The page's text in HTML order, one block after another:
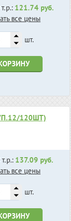
121.74 руб.
все цены
шт.
120ШТ)
137.09 руб.
все цены
шт.